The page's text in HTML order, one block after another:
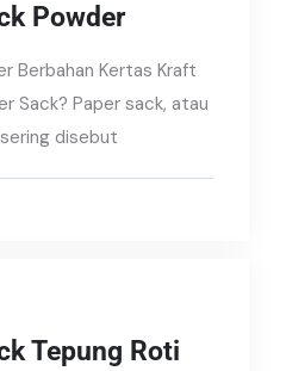
Powder
Berbahan Kertas Kraft
Sack? Paper sack, atau
disebut
Tepung Roti